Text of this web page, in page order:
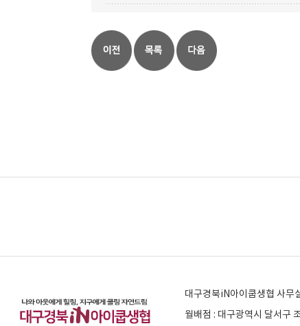
대구경북iN아이쿱생협 사무
월배점 : 대구광역시 달서구